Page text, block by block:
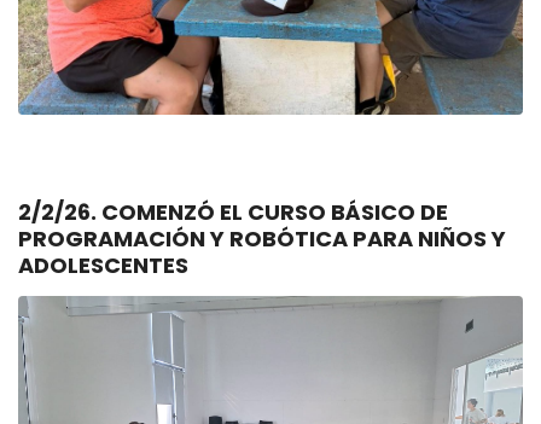
2/2/26. COMENZÓ EL CURSO BÁSICO DE
PROGRAMACIÓN Y ROBÓTICA PARA NIÑOS Y
ADOLESCENTES